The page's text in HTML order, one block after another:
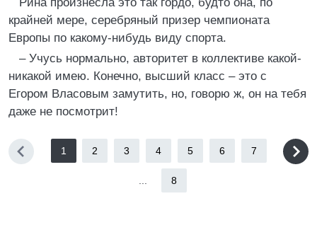
крайней мере, серебряный призер чемпионата
Европы по какому-нибудь виду спорта.
– Учусь нормально, авторитет в коллективе какой-
никакой имею. Конечно, высший класс – это с
Егором Власовым замутить, но, говорю ж, он на тебя
даже не посмотрит!
1 2 3 4 5 6 7
8